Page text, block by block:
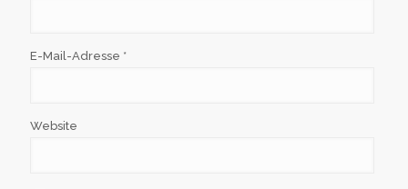
E-Mail-Adresse *
Website